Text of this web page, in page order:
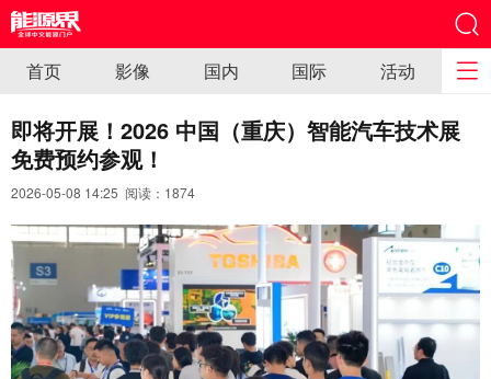
首页 影像 国内 国际 活动
即将开展！2026 中国（重庆）智能汽车技术展
免费预约参观！
2026-05-08 14:25 阅读： 1874